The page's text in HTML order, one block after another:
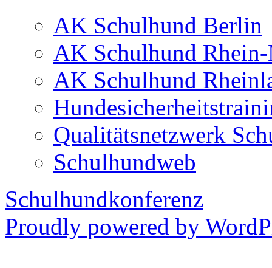
AK Schulhund Berlin
AK Schulhund
AK Schulhund
Qualitätsnetzwerk
Schulhundweb
Schulhundkonferenz
Proudly powered by